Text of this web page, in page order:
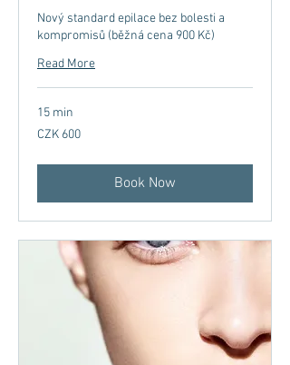
Nový standard epilace bez bolesti a
kompromisů (běžná cena 900 Kč)
Read More
15 min
600
Czech
CZK 600
Book Now